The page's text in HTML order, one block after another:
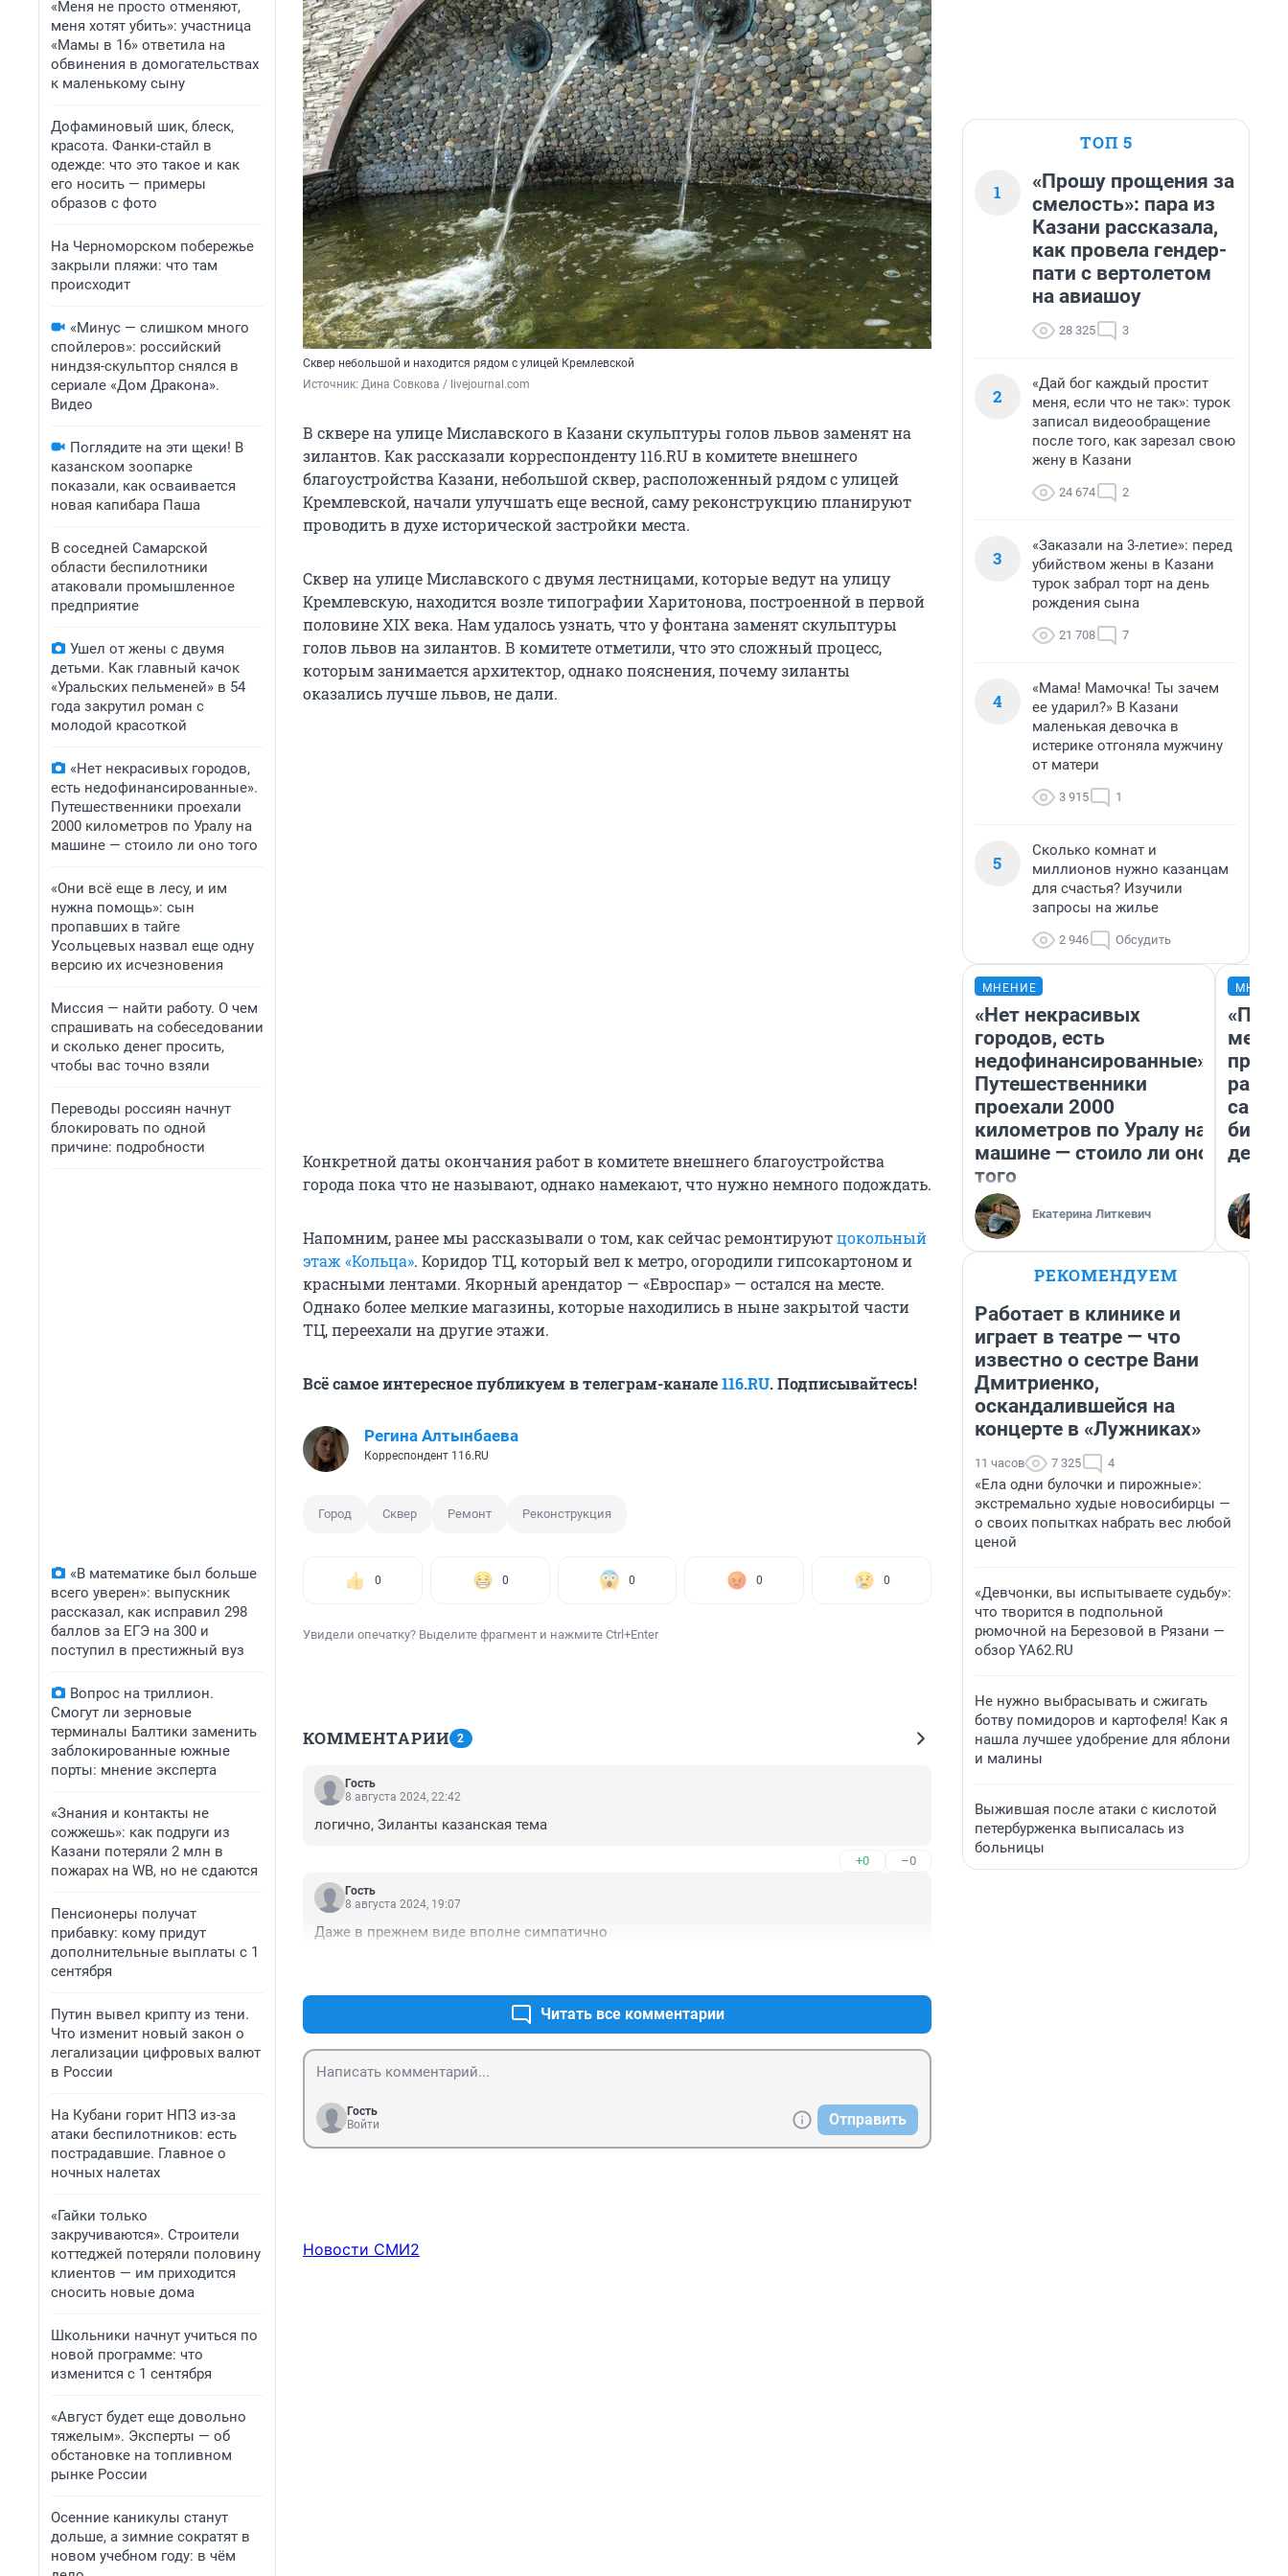
«Меня не просто отменяют,
меня хотят убить»: участница
«Мамы в 16» ответила на
обвинения в домогательствах
к маленькому сыну
Дофаминовый шик, блеск,
красота. Фанки-стайл в
одежде: что это такое и как
его носить — примеры
образов с фото
На Черноморском побережье
закрыли пляжи: что там
происходит
«Минус — слишком много
спойлеров»: российский
ниндзя-скульптор снялся в
сериале «Дом Дракона».
Видео
Поглядите на эти щеки! В
казанском зоопарке
показали, как осваивается
новая капибара Паша
В соседней Самарской
области беспилотники
атаковали промышленное
предприятие
Ушел от жены с двумя
детьми. Как главный качок
«Уральских пельменей» в 54
года закрутил роман с
молодой красоткой
«Нет некрасивых городов,
есть недофинансированные».
Путешественники проехали
2000 километров по Уралу на
машине — стоило ли оно того
«Они всё еще в лесу, и им
нужна помощь»: сын
пропавших в тайге
Усольцевых назвал еще одну
версию их исчезновения
Миссия — найти работу. О чем
спрашивать на собеседовании
и сколько денег просить,
чтобы вас точно взяли
Переводы россиян начнут
блокировать по одной
причине: подробности
«В математике был больше
всего уверен»: выпускник
рассказал, как исправил 298
баллов за ЕГЭ на 300 и
поступил в престижный вуз
Вопрос на триллион.
Смогут ли зерновые
терминалы Балтики заменить
заблокированные южные
порты: мнение эксперта
«Знания и контакты не
сожжешь»: как подруги из
Казани потеряли 2 млн в
пожарах на WB, но не сдаются
Пенсионеры получат
прибавку: кому придут
дополнительные выплаты с 1
сентября
Путин вывел крипту из тени.
Что изменит новый закон о
легализации цифровых валют
в России
На Кубани горит НПЗ из-за
атаки беспилотников: есть
пострадавшие. Главное о
ночных налетах
«Гайки только
закручиваются». Строители
коттеджей потеряли половину
клиентов — им приходится
сносить новые дома
Школьники начнут учиться по
новой программе: что
изменится с 1 сентября
«Август будет еще довольно
тяжелым». Эксперты — об
обстановке на топливном
рынке России
Осенние каникулы станут
дольше, а зимние сократят в
новом учебном году: в чём
Сквер небольшой и находится рядом с улицей Кремлевской
Источник: Дина Совкова / livejournal.com
В сквере на улице Миславского в Казани скульптуры голов львов заменят на
зилантов. Как рассказали корреспонденту 116.RU в комитете внешнего
благоустройства Казани, небольшой сквер, расположенный рядом с улицей
Кремлевской, начали улучшать еще весной, саму реконструкцию планируют
проводить в духе исторической застройки места.
Сквер на улице Миславского с двумя лестницами, которые ведут на улицу
Кремлевскую, находится возле типографии Харитонова, построенной в первой
половине XIX века. Нам удалось узнать, что у фонтана заменят скульптуры
голов львов на зилантов. В комитете отметили, что это сложный процесс,
которым занимается архитектор, однако пояснения, почему зиланты
оказались лучше львов, не дали.
Конкретной даты окончания работ в комитете внешнего благоустройства
города пока что не называют, однако намекают, что нужно немного подождать.
Напомним, ранее мы рассказывали о том, как сейчас ремонтируютцокольный
этаж «Кольца». Коридор ТЦ, который вел к метро, огородили гипсокартоном и
красными лентами. Якорный арендатор — «Евроспар» — остался на месте.
Однако более мелкие магазины, которые находились в ныне закрытой части
ТЦ, переехали на другие этажи.
Всё самое интересное публикуем в телеграм-канале116.RU. Подписывайтесь!
Регина Алтынбаева
Корреспондент 116.RU
Город Сквер Ремонт Реконструкция
0 0 0 0 0
Увидели опечатку? Выделите фрагмент и нажмите Ctrl+Enter
КОММЕНТАРИИ 2
Гость
8 августа 2024, 22:42
логично, Зиланты казанская тема
+0 –0
Гость
8 августа 2024, 19:07
Даже в прежнем виде вполне симпатично
Читать все комментарии
Гость
Войти
Отправить
Новости СМИ2
ТОП 5
1
«Прошу прощения за
смелость»: пара из
Казани рассказала,
как провела гендер-
пати с вертолетом
на авиашоу
28 325 3
2
«Дай бог каждый простит
меня, если что не так»: турок
записал видеообращение
после того, как зарезал свою
жену в Казани
24 674 2
3
«Заказали на 3-летие»: перед
убийством жены в Казани
турок забрал торт на день
рождения сына
21 708 7
4
«Мама! Мамочка! Ты зачем
ее ударил?» В Казани
маленькая девочка в
истерике отгоняла мужчину
от матери
3 915 1
5
Сколько комнат и
миллионов нужно казанцам
для счастья? Изучили
запросы на жилье
2 946 Обсудить
МНЕНИЕ
«Нет некрасивых
городов, есть
недофинансированные».
Путешественники
проехали 2000
километров по Уралу на
машине — стоило ли оно
того
Екатерина Литкевич
РЕКОМЕНДУЕМ
Работает в клинике и
играет в театре — что
известно о сестре Вани
Дмитриенко,
оскандалившейся на
концерте в «Лужниках»
11 часов 7 325 4
«Ела одни булочки и пирожные»:
экстремально худые новосибирцы —
о своих попытках набрать вес любой
ценой
«Девчонки, вы испытываете судьбу»:
что творится в подпольной
рюмочной на Березовой в Рязани —
обзор YA62.RU
Не нужно выбрасывать и сжигать
ботву помидоров и картофеля! Как я
нашла лучшее удобрение для яблони
и малины
Выжившая после атаки с кислотой
петербурженка выписалась из
больницы